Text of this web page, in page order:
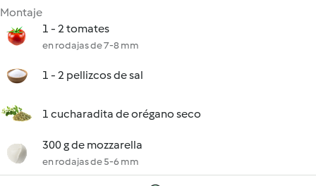
Montaje
1 - 2 tomates
en rodajas de 7-8 mm
1 - 2 pellizcos de sal
1 cucharadita de orégano seco
300 g de mozzarella
en rodajas de 5-6 mm